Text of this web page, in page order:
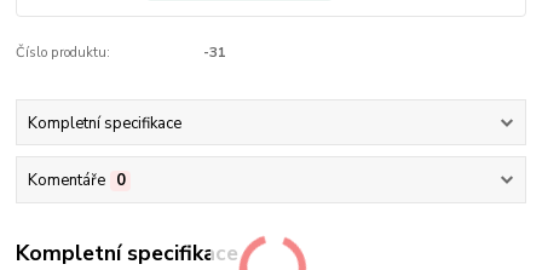
Číslo produktu: -31
Kompletní specifikace
Komentáře 0
Kompletní specifikace